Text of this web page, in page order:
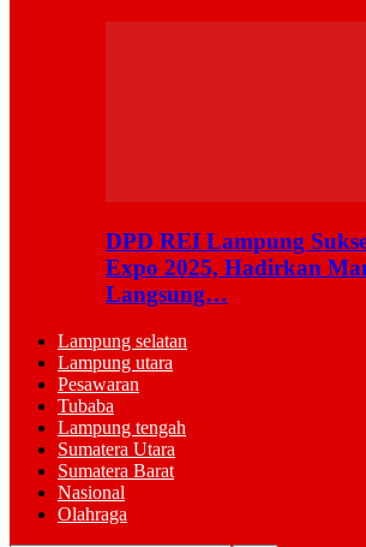
DPD REI Lampung
Expo 2025, Hadirkan
Langsung…
Lampung selatan
Lampung utara
Pesawaran
Tubaba
Lampung tengah
Sumatera Utara
Sumatera Barat
Nasional
Olahraga